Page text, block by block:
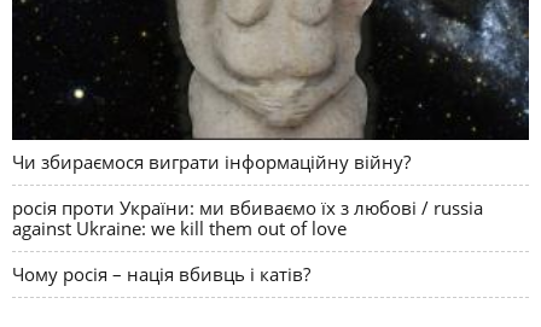
Чи збираємося виграти інформаційну війну?
росія проти України: ми вбиваємо їх з любові / russia
against Ukraine: we kill them out of love
Чому росія – нація вбивць і катів?